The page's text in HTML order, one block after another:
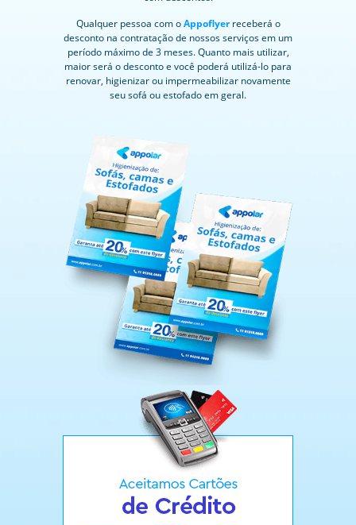
Qualquer pessoa com oAppoflyerreceberá o
desconto na contratação de nossos serviços em um
período máximo de 3 meses. Quanto mais utilizar,
maior será o desconto e você poderá utilizá-lo para
renovar, higienizar ou impermeabilizar novamente
seu sofá ou estofado em geral.